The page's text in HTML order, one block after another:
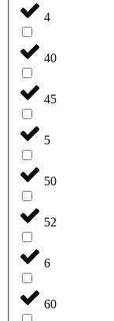
4
40
45
5
50
52
6
60